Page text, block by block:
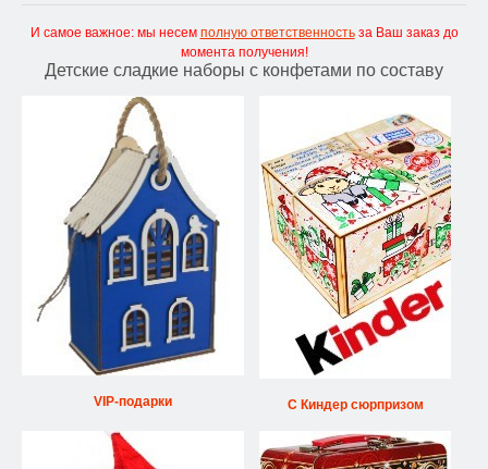
И самое важное: мы несем полную ответственностьза Ваш заказ до
момента получения!
Детские сладкие наборы с конфетами по составу
VIP-подарки С Киндер сюрпризом